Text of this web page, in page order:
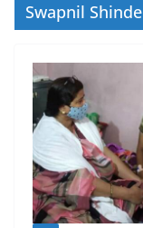
Swapnil Shinde